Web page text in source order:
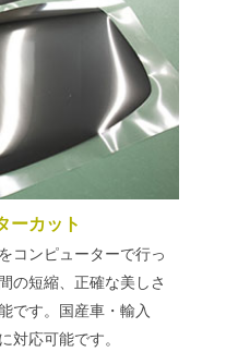
ーカット
コンピューターで行っ
の短縮、正確な美しさ
です。国産車・輸入
対応可能です。